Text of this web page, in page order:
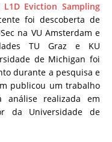
L1D Eviction Sampling
foi descoberta de
na VU Amsterdam e
TU Graz e KU
de Michigan foi
durante a pesquisa e
publicou um trabalho
análise realizada em
da Universidade de